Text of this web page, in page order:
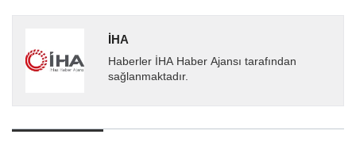
İHA
Haberler İHA Haber Ajansı tarafından
sağlanmaktadır.